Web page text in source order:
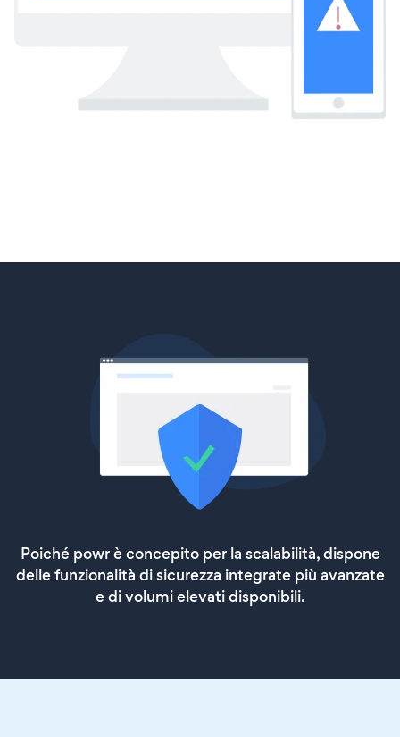
Poiché powr è concepito per la scalabilità, dispone
delle funzionalità di sicurezza integrate più avanzate
e di volumi elevati disponibili.